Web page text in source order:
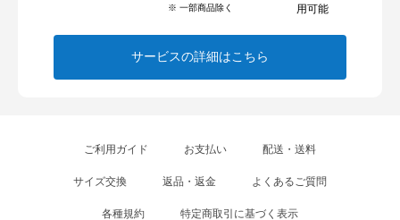
※ 一部商品除く
用可能
サービスの詳細はこちら
ご利用ガイド お支払い 配送・送料
サイズ交換 返品・返金 よくあるご質問
各種規約 特定商取引に基づく表示